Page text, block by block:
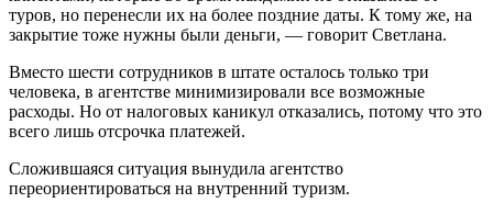
туров, но перенесли их на более поздние даты. К тому же, на
закрытие тоже нужны были деньги, — говорит Светлана.
Вместо шести сотрудников в штате осталось только три
человека, в агентстве минимизировали все возможные
расходы. Но от налоговых каникул отказались, потому что это
всего лишь отсрочка платежей.
Сложившаяся ситуация вынудила агентство
переориентироваться на внутренний туризм.